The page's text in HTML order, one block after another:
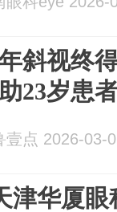
斜视终
23岁患
壹点 2026-03-
津华厦眼